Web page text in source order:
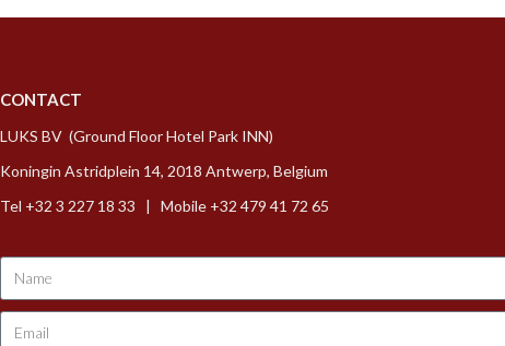
CONTACT
LUKS BV (Ground Floor Hotel Park INN)
Koningin Astridplein 14, 2018 Antwerp, Belgium
Tel +32 3 227 18 33 | Mobile +32 479 41 72 65